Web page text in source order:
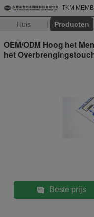
TKM
Huis Producten
OEM/ODM Hoog het
het
Beste prijs